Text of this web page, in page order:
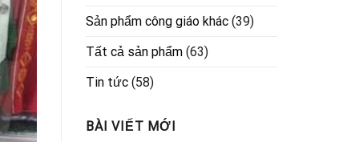
Sản phẩm công giáo khác (39)
Tất cả sản phẩm (63)
Tin tức (58)
BÀI VIẾT MỚI